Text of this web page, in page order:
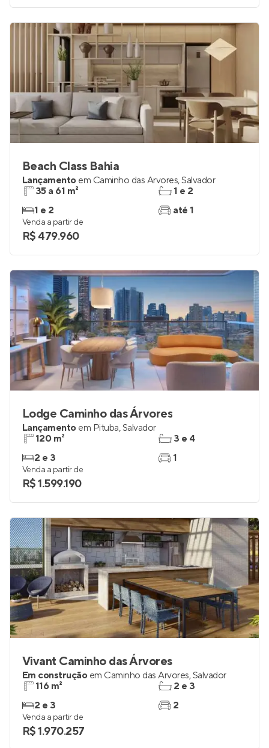
Beach Class Bahia
Lançamento em Caminho das Árvores,Salvador
35 a 61 m²
1 e 2
1 e 2
até 1
Venda a partir de
R$ 479.960
Lodge Caminho das Árvores
Lançamento em Pituba,Salvador
120 m²
2 e 3
3 e 4
1
Venda a partir de
R$ 1.599.190
Vivant Caminho das Árvores
Em construção em Caminho das Árvores,Salvador
116 m²
2 e 3
2 e 3
2
Venda a partir de
R$ 1.970.257